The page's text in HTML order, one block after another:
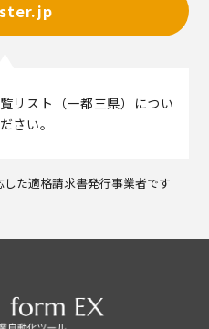
リスト（一都三県）につい
さい。
た適格請求書発行事業者です